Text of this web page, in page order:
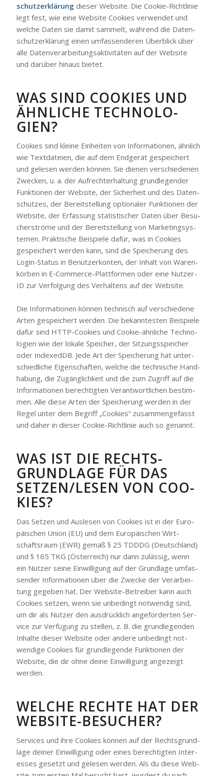
schutz­er­klä­rung die­ser Web­site. Die Coo­kie-Richt­li­nie
legt fest, wie eine Web­site Coo­kies ver­wen­det und
wel­che Daten sie damit sam­melt, wäh­rend die Daten­
schutz­er­klä­rung einen umfas­sen­de­ren Über­blick über
alle Daten­ver­ar­bei­tungs­ak­ti­vi­tä­ten auf der Web­site
und dar­über hin­aus bie­tet.
WAS SIND COO­KIES UND
ÄHN­LI­CHE TECH­NO­LO­
GIEN?
Coo­kies sind klei­ne Ein­hei­ten von Infor­ma­tio­nen, ähn­lich
wie Text­da­tei­en, die auf dem End­ge­rät gespei­chert
und gele­sen wer­den kön­nen. Sie die­nen ver­schie­de­nen
Zwe­cken, u. a. der Auf­recht­erhal­tung grund­le­gen­der
Funk­tio­nen der Web­site, der Sicher­heit und des Daten­
schut­zes, der Bereit­stel­lung optio­na­ler Funk­tio­nen der
Web­site, der Erfas­sung sta­tis­ti­scher Daten über Besu­
cher­strö­me und der Bereit­stel­lung von Mar­ke­ting­sys­
te­men. Prak­ti­sche Bei­spie­le dafür, was in Coo­kies
gespei­chert wer­den kann, sind die Spei­che­rung des
Log­in-Sta­tus in Benut­zer­kon­ten, der Inhalt von Waren­
kör­ben in E‑Com­mer­ce-Platt­for­men oder eine Nut­zer-
ID zur Ver­fol­gung des Ver­hal­tens auf der Web­site.
Die Infor­ma­tio­nen kön­nen tech­nisch auf ver­schie­de­ne
Arten gespei­chert wer­den. Die bekann­tes­ten Bei­spie­le
dafür sind HTTP-Coo­kies und Coo­kie-ähn­li­che Tech­no­
lo­gien wie der loka­le Spei­cher, der Sit­zungs­spei­cher
oder Inde­xedDB. Jede Art der Spei­che­rung hat unter­
schied­li­che Eigen­schaf­ten, wel­che die tech­ni­sche Hand­
ha­bung, die Zugäng­lich­keit und die zum Zugriff auf die
Infor­ma­tio­nen berech­tig­ten Ver­ant­wort­li­chen bestim­
men. Alle die­se Arten der Spei­che­rung wer­den in der
Regel unter dem Begriff „Coo­kies“ zusam­men­ge­fasst
und daher in die­ser Coo­kie-Richt­li­nie auch so genannt.
WAS IST DIE RECHTS­
GRUND­LA­GE FÜR DAS
SETZEN/LESEN VON COO­
KIES?
Das Set­zen und Aus­le­sen von Coo­kies ist in der Euro­
päi­schen Uni­on (EU) und dem Euro­päi­schen Wirt­
schafts­raum (EWR) gemäß § 25 TDDDG (Deutsch­land)
und § 165 TKG (Öster­reich) nur dann zuläs­sig, wenn
ein Nut­zer sei­ne Ein­wil­li­gung auf der Grund­la­ge umfas­
sen­der Infor­ma­tio­nen über die Zwe­cke der Ver­ar­bei­
tung gege­ben hat. Der Web­site-Betrei­ber kann auch
Coo­kies set­zen, wenn sie unbe­dingt not­wen­dig sind,
um dir als Nut­zer den aus­drück­lich ange­for­der­ten Ser­
vice zur Ver­fü­gung zu stel­len, z. B. die grund­le­gen­den
Inhal­te die­ser Web­site oder ande­re unbe­dingt not­
wen­di­ge Coo­kies für grund­le­gen­de Funk­tio­nen der
Web­site, die dir ohne dei­ne Ein­wil­li­gung ange­zeigt
wer­den.
WEL­CHE RECH­TE HAT DER
WEB­SITE-BESU­CHER?
Ser­vices und ihre Coo­kies kön­nen auf der Rechts­grund­
la­ge dei­ner Ein­wil­li­gung oder eines berech­tig­ten Inter­
es­ses gesetzt und gele­sen wer­den. Als du die­se Web­